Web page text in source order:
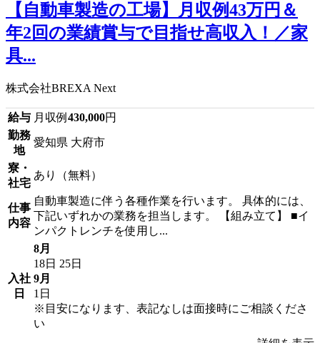
【自動車製造の工場】月収例43万円＆
年2回の業績賞与で目指せ高収入！／家
具...
株式会社BREXA Next
給与 月収例 430,000円
勤務
地
愛知県 大府市
寮・
社宅
あり（無料）
仕事
内容
自動車製造に伴う各種作業を行います。 具体的には、
下記いずれかの業務を担当します。 【組み立て】 ■イ
ンパクトレンチを使用し...
入社
日
8月
18日 25日
9月
1日
※目安になります、表記なしは面接時にご相談くださ
い